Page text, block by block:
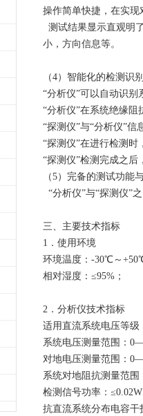
操作简单快捷，在实
测试结果显示直观明
小，方向信息等。
（4）智能化的检测识
“分析仪”可以自动识别
“分析仪”在系统绝缘
“探测仪”与“分析仪”
“探测仪”在进行检测
“探测仪”检测完成之
（5）完备的测试功能
“分析仪”与“探测仪”
三、主要技术指标
1．使用环境
环境温度：-30℃～
相对湿度：≤95%；
2．分析仪技术指标
适用直流系统电压等级
系统电压测量范围：
对地电压测量范围：
系统对地阻抗测量范
检测信号功率：
抗直流系统分布电容干